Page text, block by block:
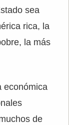
sea
rica, la
la más
económica
de